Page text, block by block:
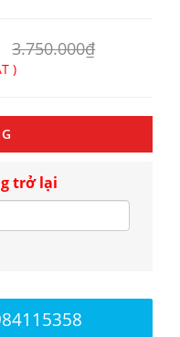
3.750.000₫
)
trở lại